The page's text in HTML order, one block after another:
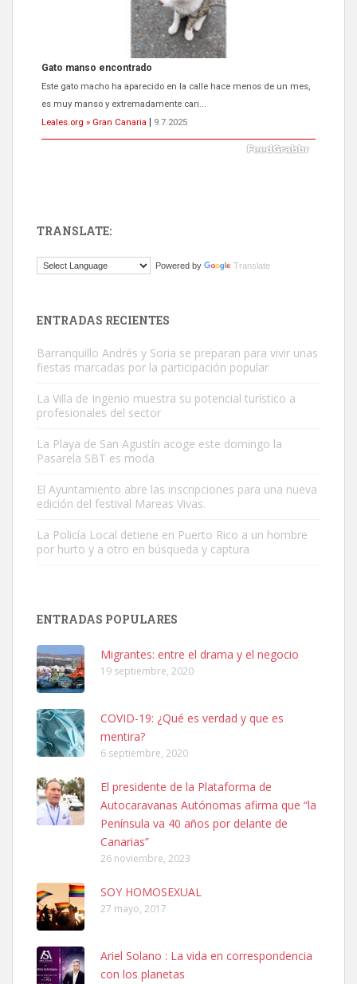
Gato manso encontrado
Este gato macho ha aparecido en la calle hace menos de un mes,
es muy manso y extremadamente cari...
Leales.org » Gran Canaria
9.7.2025
Busco adopción responsable para mi perra. Pastor alemán,
PERRO MACHO RAZA SHIBA CON MICROCHIP PERDIDO HOY
Leales.org » Gran Canaria
6.7.2025
Ninfa perdida
calle, se perdió por la zon...
Leales.org » Gran Canaria | 6.7.2025
Adopcion
Busco casa de acogida para mi perrita ya que por temas de trabajo
no la puedo tener. Solo gente r...
Leales.org » Gran Canaria | 4.7.2025
TRANSLATE:
Powered by Translate
ENTRADAS RECIENTES
Barranquillo Andrés y Soria se preparan para vivir unas
fiestas marcadas por la participación popular
La Villa de Ingenio muestra su potencial turístico a
profesionales del sector
La Playa de San Agustín acoge este domingo la
Pasarela SBT es moda
El Ayuntamiento abre las inscripciones para una nueva
edición del festival Mareas Vivas.
La Policía Local detiene en Puerto Rico a un hombre
por hurto y a otro en búsqueda y captura
ENTRADAS POPULARES
Migrantes: entre el drama y el negocio
19 septiembre, 2020
COVID-19: ¿Qué es verdad y que es
mentira?
6 septiembre, 2020
El presidente de la Plataforma de
Autocaravanas Autónomas afirma que “la
Península va 40 años por delante de
Canarias”
26 noviembre, 2023
SOY HOMOSEXUAL
27 mayo, 2017
Ariel Solano : La vida en correspondencia
con los planetas